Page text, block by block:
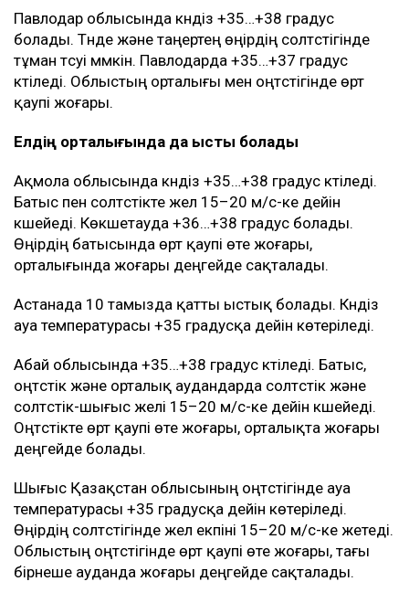
Павлодар облысында күндіз +35…+38 градус
болады. Түнде және таңертең өңірдің солтүстігінде
тұман түсуі мүмкін. Павлодарда +35…+37 градус
күтіледі. Облыстың орталығы мен оңтүстігінде өрт
қаупі жоғары.
Елдің орталығында да ыстық болады
Ақмола облысында күндіз +35…+38 градус күтіледі.
Батыс пен солтүстікте жел 15–20 м/с-ке дейін
күшейеді. Көкшетауда +36…+38 градус болады.
Өңірдің батысында өрт қаупі өте жоғары,
орталығында жоғары деңгейде сақталады.
Астанада 10 тамызда қатты ыстық болады. Күндіз
ауа температурасы +35 градусқа дейін көтеріледі.
Абай облысында +35…+38 градус күтіледі. Батыс,
оңтүстік және орталық аудандарда солтүстік және
солтүстік-шығыс желі 15–20 м/с-ке дейін күшейеді.
Оңтүстікте өрт қаупі өте жоғары, орталықта жоғары
деңгейде болады.
Шығыс Қазақстан облысының оңтүстігінде ауа
температурасы +35 градусқа дейін көтеріледі.
Өңірдің солтүстігінде жел екпіні 15–20 м/с-ке жетеді.
Облыстың оңтүстігінде өрт қаупі өте жоғары, тағы
бірнеше ауданда жоғары деңгейде сақталады.